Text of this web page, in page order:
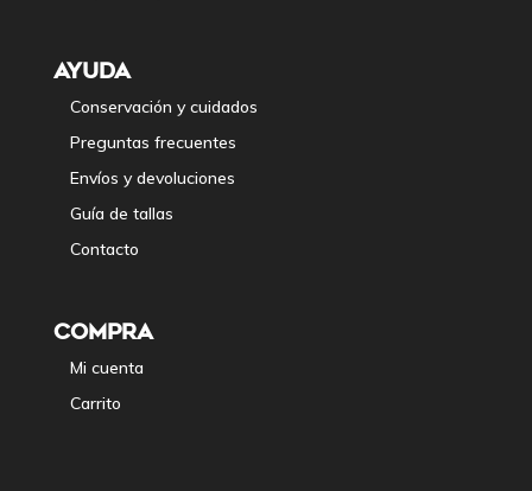
AYUDA
Conservación y cuidados
Preguntas frecuentes
Envíos y devoluciones
Guía de tallas
Contacto
COMPRA
Mi cuenta
Carrito